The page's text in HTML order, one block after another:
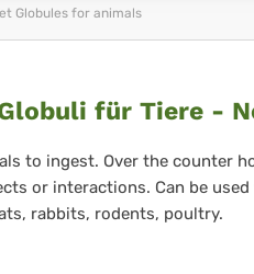
Globules for animals
für Tiere -
to ingest. Over the counter
or interactions. Can be
rabbits, rodents, poultry.